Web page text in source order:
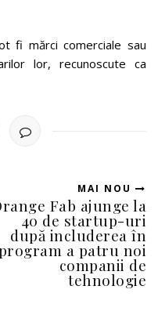
fi mărci comerciale sau
lor, recunoscute ca
MAI NOU
Fab ajunge la
40 de startup-uri
după includerea în
a patru noi
companii de
tehnologie